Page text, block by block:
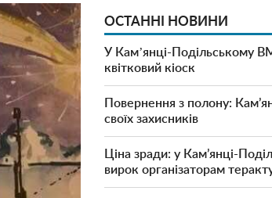
ОСТАННІ НОВИНИ
У Камʼянці-Подільському
квітковий кіоск
Повернення з полону:
своїх захисників
Ціна зради: у Кам’янці-
вирок організаторам